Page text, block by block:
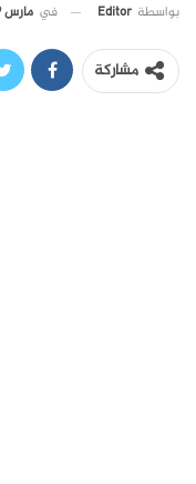
بواسطة Editor في مارس 29, 2025
مشاركة